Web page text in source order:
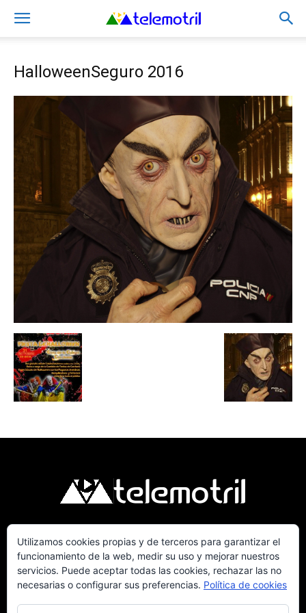
HalloweenSeguro 2016
Telemotril, la Televisión Digital de la Costa
Tropical de Granada. Siguenos en Fm a traves
del 107.7 en OndaSur Motril.
Utilizamos cookies propias y de terceros para garantizar el
funcionamiento de la web, medir su uso y mejorar nuestros
servicios. Puede aceptar todas las cookies, rechazar las no
necesarias o configurar sus preferencias. Política de cookies